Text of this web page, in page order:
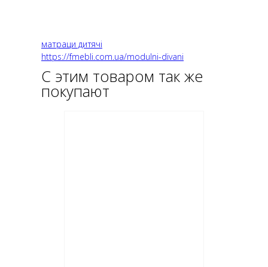
матраци дитячі
https://fmebli.com.ua/modulni-divani
С этим товаром так же
покупают